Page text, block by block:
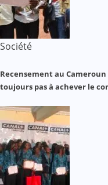
Société
Recensement au
toujours pas à achever le